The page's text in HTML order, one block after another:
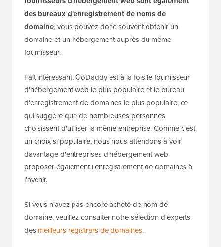
des bureaux d'enregistrement de noms de
domaine, vous pouvez donc souvent obtenir un
domaine et un hébergement auprès du même
fournisseur.
Fait intéressant, GoDaddy est à la fois le fournisseur
d'hébergement web le plus populaire et le bureau
d'enregistrement de domaines le plus populaire, ce
qui suggère que de nombreuses personnes
choisissent d'utiliser la même entreprise. Comme c'est
un choix si populaire, nous nous attendons à voir
davantage d'entreprises d'hébergement web
proposer également l'enregistrement de domaines à
l'avenir.
Si vous n'avez pas encore acheté de nom de
domaine, veuillez consulter notre sélection d'experts
des meilleurs registrars de domaines.